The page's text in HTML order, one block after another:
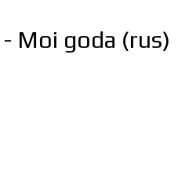
Moi goda (rus)